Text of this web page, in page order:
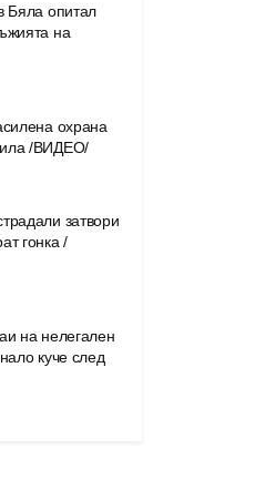
Бяла опитал
на
охрана
/ВИДЕО/
затвори
гонка /
на нелегален
куче след